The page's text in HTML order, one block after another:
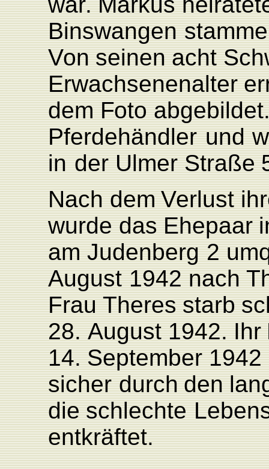
Binswangen
Von seinen acht
Erwachsenenalter
dem Foto
Pferdehändler und
in derUlmer Straße
Nach dem Verlust
wurde das Ehepaar
am Judenberg 2
August 1942 nach
Frau Theres starb
28. August1942. Ihr
14. September 1942
sicher durch den
die schlechte L
entkräftet.